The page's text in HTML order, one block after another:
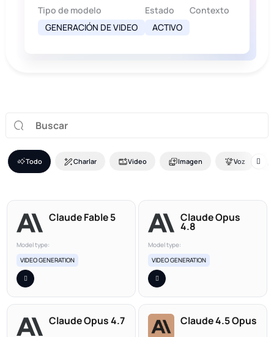
Tipo de modelo
GENERACIÓN DE VIDEO
Estado
ACTIVO
Contexto
Todo Charlar Video Imagen Voz
Claude Fable 5
Model type:
VIDEO GENERATION
Claude Opus
4.8
Model type:
VIDEO GENERATION
Claude Opus 4.7 Claude 4.5 Opus